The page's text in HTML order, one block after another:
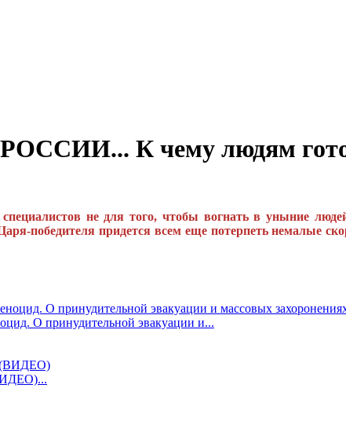
К чему людям
не для того, чтобы вогнать в уныние
победителя придется всем еще потерпеть немалые
О принудительной эвакуации и...